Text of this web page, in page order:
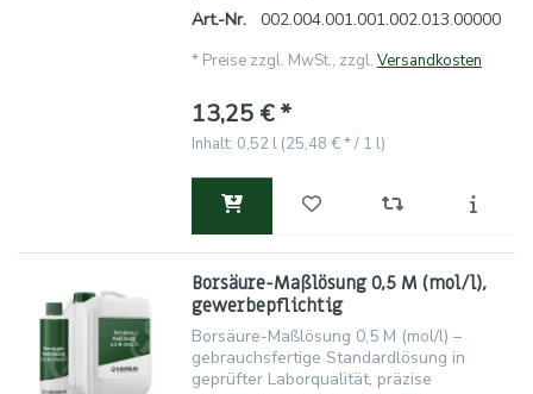
Art.-Nr.
002.004.001.001.002.013.00000
* Preise zzgl. MwSt., zzgl. Versandkosten
13,25 € *
Inhalt: 0,52 l (25,48 € * / 1 l)
Borsäure-Maßlösung 0,5 M (mol/l),
gewerbepflichtig
Borsäure-Maßlösung 0,5 M (mol/l) –
gebrauchsfertige Standardlösung in
geprüfter Laborqualität, präzise